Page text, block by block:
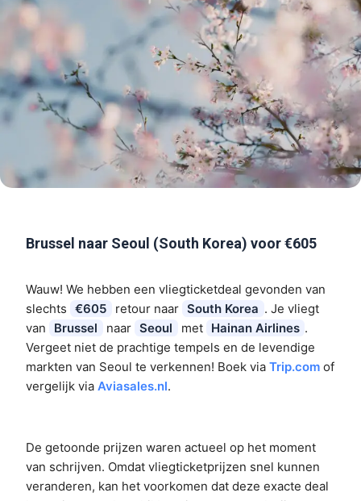
Brussel naar Seoul (South Korea) voor €605
Wauw! We hebben een vliegticketdeal gevonden van
slechts €605 retour naar South Korea . Je vliegt
van
Brussel naar Seoul met Hainan Airlines .
Vergeet niet de prachtige tempels en de levendige
markten van Seoul te verkennen! Boek via Trip.com of
vergelijk via Aviasales.nl.
De getoonde prijzen waren actueel op het moment
van schrijven. Omdat vliegticketprijzen snel kunnen
veranderen, kan het voorkomen dat deze exacte deal